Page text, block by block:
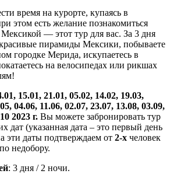
время на курорте, купаясь в
этом есть желание познакомиться
— этот тур для вас. За 3 дня
пирамиды Мексики, побываете
городке Мерида, искупаетесь в
на велосипедах или рикшах
15.01, 21.01, 05.02, 14.02, 19.03,
04.06, 11.06, 02.07, 23.07, 13.08, 03.09,
2023 г. Вы можете забронировать тур
дат (указанная дата – это первый день
эти даты подтверждаем от 2-х человек
по недобору.
: 3 дня / 2 ночи.